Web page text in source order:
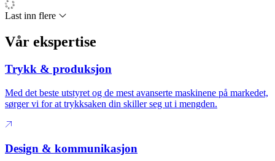
Last inn flere
Vår ekspertise
Trykk & produksjon
Med det beste utstyret og de mest avanserte maskinene på markedet,
sørger vi for at trykksaken din skiller seg ut i mengden.
Design & kommunikasjon